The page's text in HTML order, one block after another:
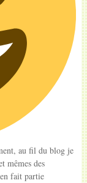
au fil du blog je
mêmes des
fait partie